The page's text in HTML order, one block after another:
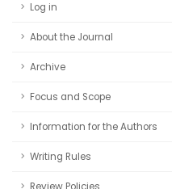
Log in
About the Journal
Archive
Focus and Scope
Information for the Authors
Writing Rules